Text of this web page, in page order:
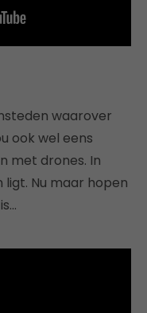
waarover
ook wel eens
met drones. In
Nu maar hopen